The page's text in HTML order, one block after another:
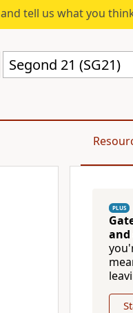
and tell us what you
Segond 21 (SG21)
PLUS